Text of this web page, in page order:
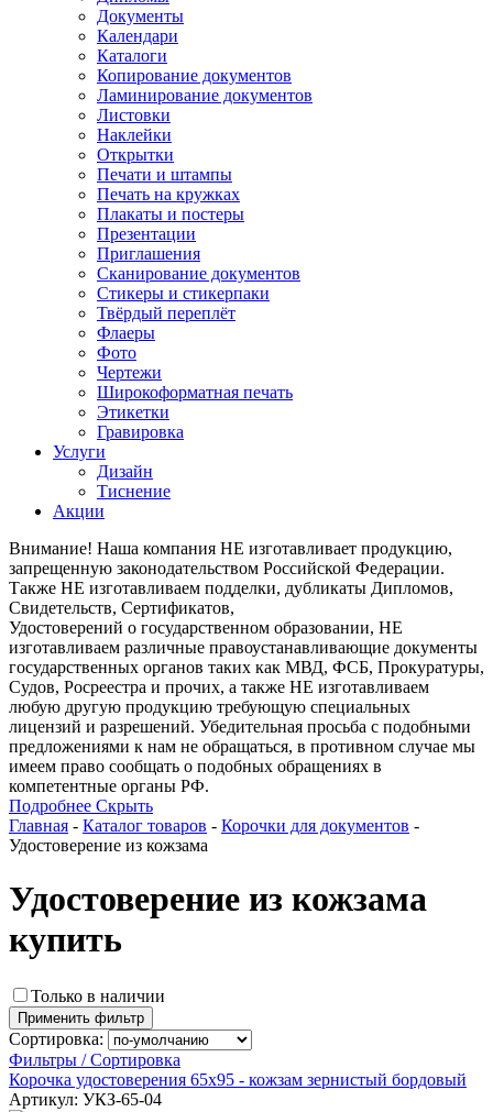
Документы
Календари
Каталоги
Копирование документов
Ламинирование документов
Листовки
Наклейки
Открытки
Печати и штампы
Печать на кружках
Плакаты и постеры
Презентации
Приглашения
Сканирование документов
Стикеры и стикерпаки
Твёрдый переплёт
Флаеры
Фото
Чертежи
Широкоформатная печать
Этикетки
Гравировка
Услуги
Дизайн
Тиснение
Акции
Внимание! Наша компания НЕ изготавливает продукцию,
запрещенную законодательством Российской Федерации.
Также НЕ изготавливаем подделки, дубликаты Дипломов,
Свидетельств, Сертификатов,
Удостоверений о государственном образовании, НЕ
изготавливаем различные правоустанавливающие документы
государственных органов таких как МВД, ФСБ, Прокуратуры,
Судов, Росреестра и прочих, а также НЕ изготавливаем
любую другую продукцию требующую специальных
лицензий и разрешений. Убедительная просьба с подобными
предложениями к нам не обращаться, в противном случае мы
имеем право сообщать о подобных обращениях в
компетентные органы РФ.
Подробнее Скрыть
Главная - Каталог товаров - Корочки для документов -
Удостоверение из кожзама
Удостоверение из кожзама
купить
Только в наличии
Применить фильтр
Сортировка:
Фильтры / Сортировка
Корочка удостоверения 65х95 - кожзам зернистый бордовый
Артикул: УКЗ-65-04